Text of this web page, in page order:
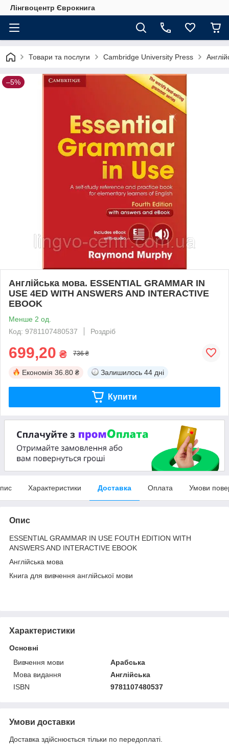
Лінгвоцентр Єврокнига
Товари та послуги Cambridge University Press
–5%
Англійська мова. ESSENTIAL GRAMMAR IN
USE 4ED WITH ANSWERS AND INTERACTIVE
EBOOK
Менше 2 од.
Код: 9781107480537
Роздріб
699,20 ₴ 736 ₴
Економія 36.80 ₴ Залишилось 44 дні
Купити
Характеристики Доставка Оплата Умови
Опис
ESSENTIAL GRAMMAR IN USE FOUTH EDITION WITH
ANSWERS AND INTERACTIVE EBOOK
Англійська мова
Книга для вивчення англійської мови
Характеристики
Основні
Вивчення мови
Арабська
Мова видання
Англійська
ISBN
9781107480537
Умови доставки
Доставка здійснюється тільки по передоплаті.